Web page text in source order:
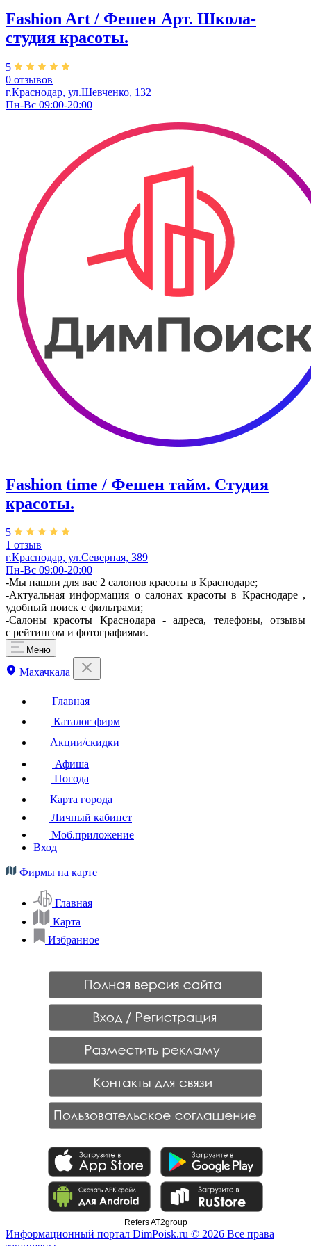
Fashion Art / Фешен Арт. Школа-
студия красоты.
5
0 отзывов
г.Краснодар, ул.Шевченко, 132
Пн-Вс 09:00-20:00
Fashion time / Фешен тайм. Студия
красоты.
5
1 отзыв
г.Краснодар, ул.Северная, 389
Пн-Вс 09:00-20:00
-Мы нашли для вас 2 салонов красоты в Краснодаре;
-Актуальная информация о салонах красоты в Краснодаре ,
удобный поиск с фильтрами;
-Салоны красоты Краснодара - адреса, телефоны, отзывы
с рейтингом и фотографиями.
Меню
Махачкала
Главная
Каталог фирм
Акции/скидки
Афиша
Погода
Карта города
Личный кабинет
Моб.приложение
Вход
Фирмы на карте
Главная
Карта
Избранное
Refers AT2group
Информационный портал DimPoisk.ru © 2026 Все права